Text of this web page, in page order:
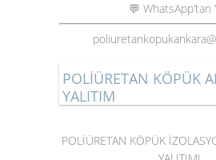
💬 WhatsApp’tan
POLİÜRETAN KÖPÜK
YALITIM
POLİÜRETAN KÖPÜK